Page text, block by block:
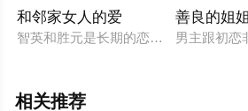
和邻家女人的爱
智英和胜元是长期的恋人。在因家庭
善良的姐姐
男主跟初恋
相关推荐